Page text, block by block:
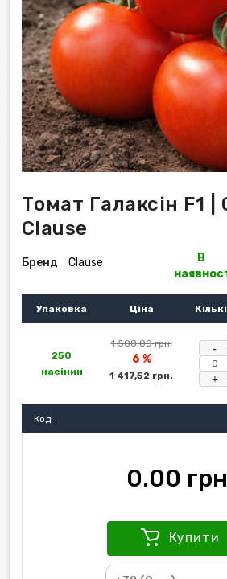
Томат Галаксін F1 |
Clause
Бренд Clause
В
Упаковка Ціна
250
насінин
1 508,00 грн.
6 %
1 417,52 грн. +
Код:
0.00
Купити